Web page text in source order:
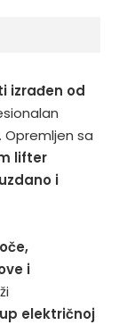
izrađen od
Opremljen sa
lifter
i
i
električnoj